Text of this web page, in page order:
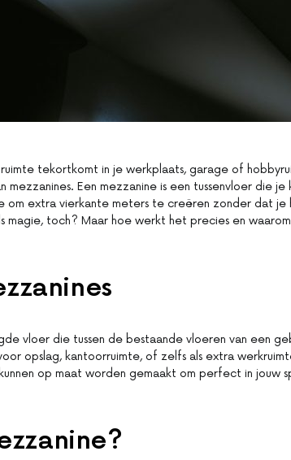
tekortkomt in je werkplaats, garage of
mezzanines. Een mezzanine is een tussenvloer die je
om extra vierkante meters te creëren zonder dat
magie, toch? Maar hoe werkt het precies en
vloer die tussen de bestaande vloeren van een
opslag, kantoorruimte, of zelfs als extra
op maat worden gemaakt om perfect in jouw